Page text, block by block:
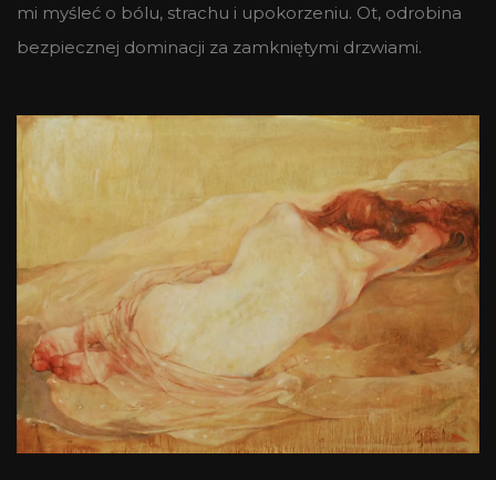
mi myśleć o bólu, strachu i upokorzeniu. Ot, odrobina
bezpiecznej dominacji za zamkniętymi drzwiami.